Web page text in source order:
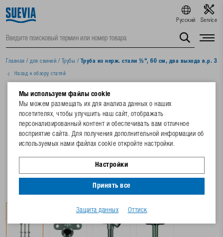
Русский Service
Главная / для свиней / Трубы / Труба из нерж. стали ½", 60 см, два выхода в.р.
Назад к обзору статей
Мы используем файлы cookie
Мы можем размещать их для анализа данных о наших
посетителях, чтобы улучшить наш сайт, отображать
персонализированный контент и обеспечивать вам отличное
восприятие сайта. Для получения дополнительной информации об
используемых нами файлах cookie откройте настройки.
Настройки
Принять все
Защита данных Оттиск